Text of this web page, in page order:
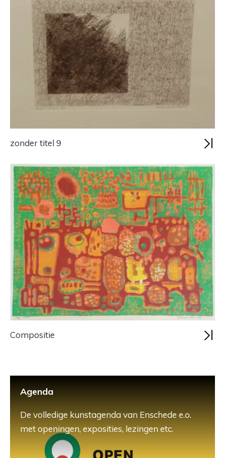
zonder titel 9
Compositie
Agenda
De volledige kunstagenda van Enschede e.o.
met openingen, exposities, lezingen etc.